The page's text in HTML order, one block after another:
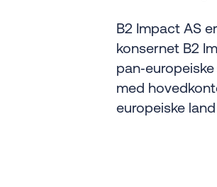
B2 Impact AS
konsernet B2
med
europeiske